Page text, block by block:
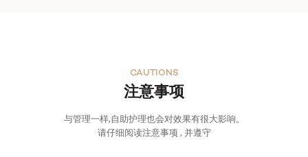
注意事项
CAUTIONS
与管理一样,自助护理也会对效果有很大影响。
请仔细阅读注意事项 , 并遵守